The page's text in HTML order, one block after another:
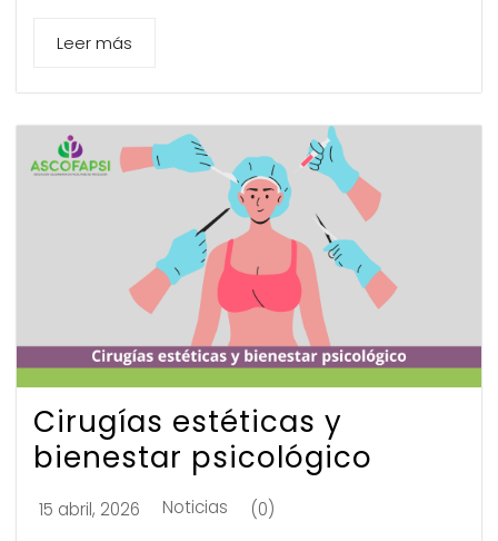
Leer más
Cirugías estéticas y
bienestar psicológico
15 abril, 2026 Noticias (0)